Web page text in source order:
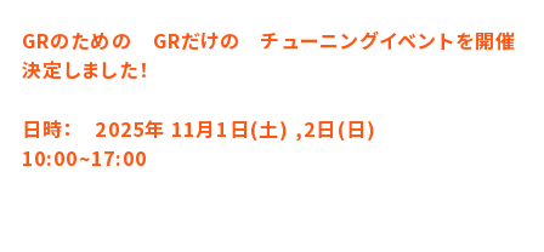
GRのための GRだけの チューニングイベントを開催
決定しました！
日時： 2025年 11月1日(土) ,2日(日)
10:00~17:00